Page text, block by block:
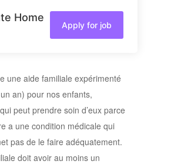
Home
Apply for job
une aide familiale expérimenté
an) pour nos enfants,
peut prendre soin d’eux parce
a une condition médicale qui
pas de le faire adéquatement.
doit avoir au moins un